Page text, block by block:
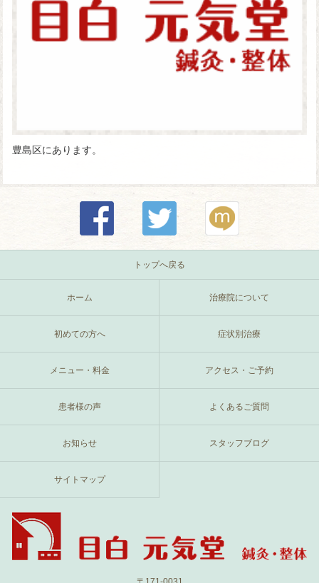
豊島区にあります。
トップへ戻る
ホーム 治療院について
初めての方へ 症状別治療
メニュー・料金 アクセス・ご予約
患者様の声 よくあるご質問
お知らせ スタッフブログ
サイトマップ